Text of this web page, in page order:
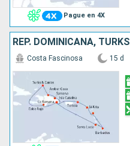
Pague en 4X
Costa Fascinosa 15 d